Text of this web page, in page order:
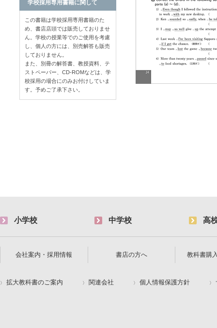
学校採用専用書籍に関して
この書籍は学校採用専用書籍のた
め、書店店頭では販売しておりませ
ん。学校の授業等でのご使用を考慮
し、個人の方には、別売解答も販売
しておりません。
また、別冊の解答書、教授資料、テ
ストペーパー、CD-ROMなどは、学
校採用の場合にのみお付けしていま
す。予めご了承下さい。
小学校 中学校 高
会社案内・採用情報 書店の方へ 教科書購
拡大教科書のご案内 関連会社 個人情報保護方針